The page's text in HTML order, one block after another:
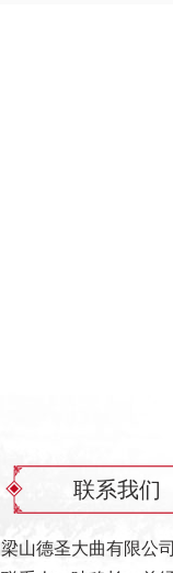
联系我们
梁山德圣大曲有限公司